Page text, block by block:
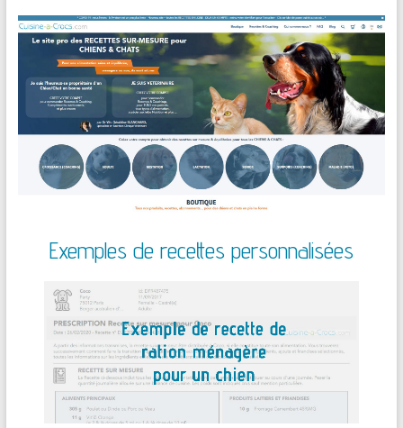
Exemples de recettes personnalisées